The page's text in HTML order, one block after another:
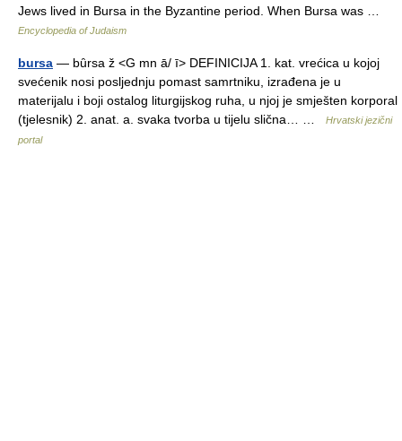
Jews lived in Bursa in the Byzantine period. When Bursa was …
Encyclopedia of Judaism
bursa — bȗrsa ž <G mn ā/ ī> DEFINICIJA 1. kat. vrećica u kojoj
svećenik nosi posljednju pomast samrtniku, izrađena je u
materijalu i boji ostalog liturgijskog ruha, u njoj je smješten korporal
(tjelesnik) 2. anat. a. svaka tvorba u tijelu slična… …
Hrvatski jezični
portal